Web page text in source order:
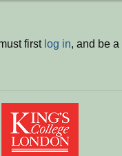
first log in, and be